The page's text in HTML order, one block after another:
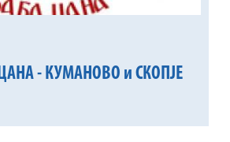
- КУМАНОВО и СКОПЈЕ